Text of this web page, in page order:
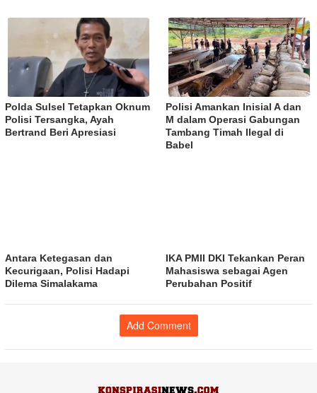
Polda Sulsel Tetapkan Oknum
Polisi Tersangka, Ayah
Bertrand Beri Apresiasi
Polisi Amankan Inisial A dan
M dalam Operasi Gabungan
Tambang Timah Ilegal di
Babel
Antara Ketegasan dan
Kecurigaan, Polisi Hadapi
Dilema Simalakama
IKA PMII DKI Tekankan Peran
Mahasiswa sebagai Agen
Perubahan Positif
Add Comment